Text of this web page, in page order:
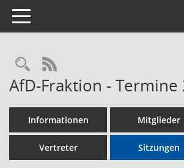
Toggle navigation
Rechercheauswahl
RSS-Feed
AfD-Fraktion - Termine
Informationen Mitglieder
Vertreter Sitzungen